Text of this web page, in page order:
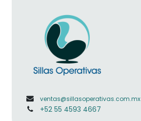
ventas@sillasoperativas.com.mx
+52 55 4593 4667